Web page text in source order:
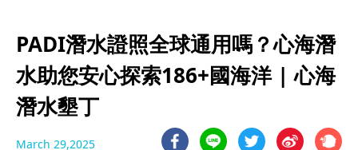
PADI潛水證照全球通用嗎？心海潛
水助您安心探索186+國海洋 | 心海
潛水墾丁
March 29,2025